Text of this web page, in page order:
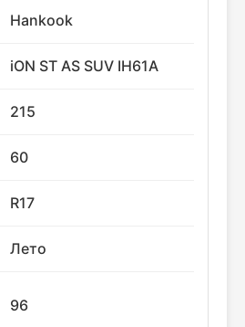
Hankook
iON ST AS SUV IH61A
215
60
R17
Лето
96